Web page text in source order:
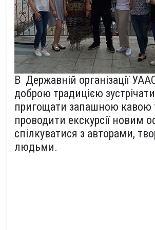
В Державній організації
доброю традицією
пригощати запашною кавою
проводити екскурсії новим
спілкуватися з авторами,
людьми.